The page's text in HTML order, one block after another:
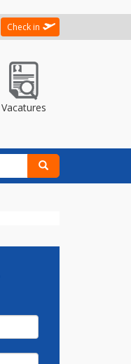
Check in
Vacatures